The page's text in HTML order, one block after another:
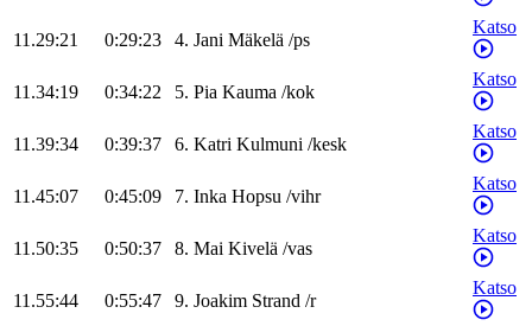
11.29:21 0:29:23 4. Jani Mäkelä /ps
Katso
11.34:19 0:34:22 5. Pia Kauma /kok
Katso
11.39:34 0:39:37 6. Katri Kulmuni /kesk
Katso
11.45:07 0:45:09 7. Inka Hopsu /vihr
Katso
11.50:35 0:50:37 8. Mai Kivelä /vas
Katso
11.55:44 0:55:47 9. Joakim Strand /r
Katso